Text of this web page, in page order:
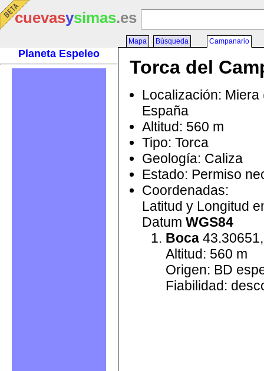
cuevasysimas.es
Planeta Espeleo
Mapa Búsqueda Campanario
Torca del
Localización: Miera
España
Altitud: 560 m
Tipo: Torca
Geología: Caliza
Estado: Permiso
Coordenadas:
Latitud y Longitud
Datum WGS84
Boca
Altitud: 560 m
Origen: BD
Fiabilidad: